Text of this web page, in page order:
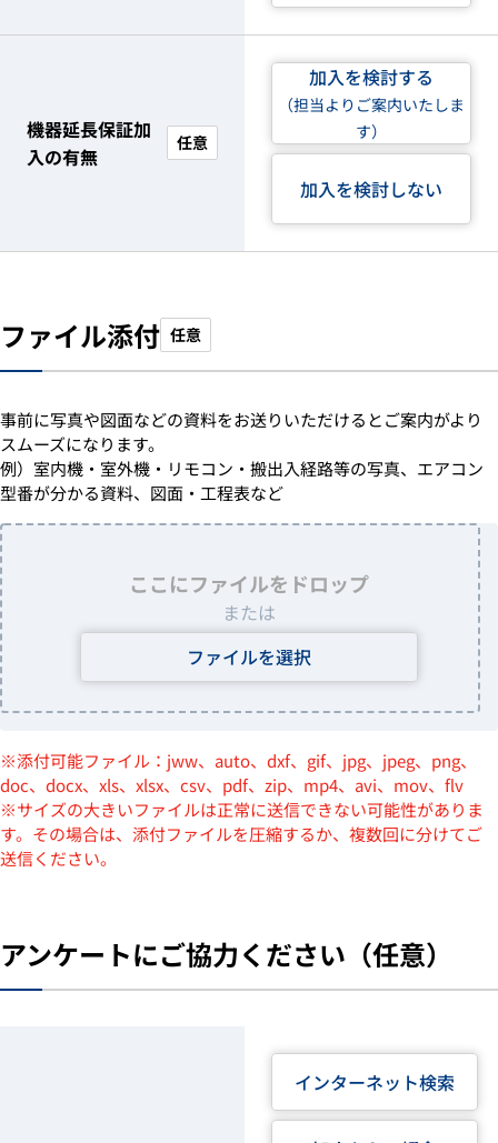
機器延長保証加
入の有無
任意
加入を検討する
（担当よりご案内いたしま
す）
加入を検討しない
ファイル添付 任意
事前に写真や図面などの資料をお送りいただけるとご案内がより
スムーズになります。
例）室内機・室外機・リモコン・搬出入経路等の写真、エアコン
型番が分かる資料、図面・工程表など
ここにファイルをドロップ
または
ファイルを選択
※添付可能ファイル：jww、auto、dxf、gif、jpg、jpeg、png、
doc、docx、xls、xlsx、csv、pdf、zip、mp4、avi、mov、flv
※サイズの大きいファイルは正常に送信できない可能性がありま
す。その場合は、添付ファイルを圧縮するか、複数回に分けてご
送信ください。
アンケートにご協力ください（任意）
インターネット検索